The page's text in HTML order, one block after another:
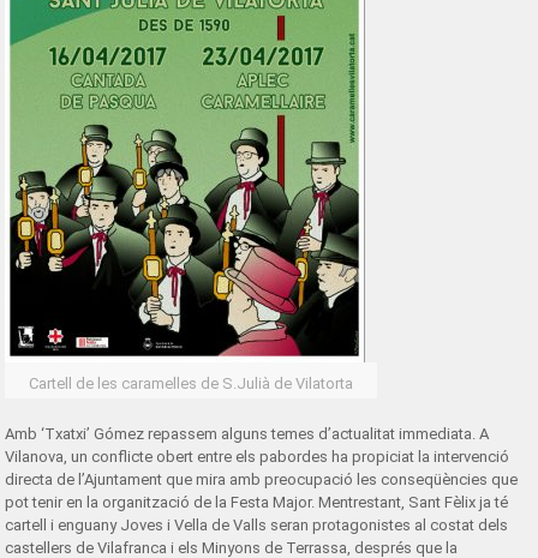
Cartell de les caramelles de S.Julià de Vilatorta
Amb ‘Txatxi’ Gómez repassem alguns temes d’actualitat immediata. A
Vilanova, un conflicte obert entre els pabordes ha propiciat la intervenció
directa de l’Ajuntament que mira amb preocupació les conseqüències que
pot tenir en la organització de la Festa Major. Mentrestant, Sant Fèlix ja té
cartell i enguany Joves i Vella de Valls seran protagonistes al costat dels
castellers de Vilafranca i els Minyons de Terrassa, després que la